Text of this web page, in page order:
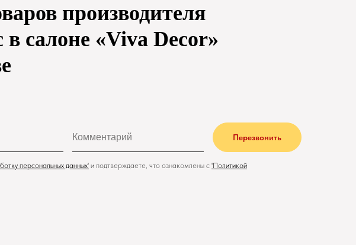
производителя
салоне «Viva Decor»
Перезвонить
персональных данных'и подтверждаете, что ознакомлены с 'Политикой